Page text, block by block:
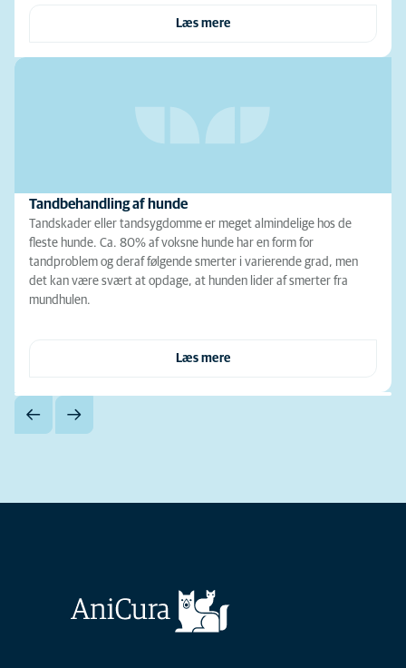
Læs mere
Tandbehandling af hunde
Tandskader eller tandsygdomme er meget almindelige hos de
fleste hunde. Ca. 80% af voksne hunde har en form for
tandproblem og deraf følgende smerter i varierende grad, men
det kan være svært at opdage, at hunden lider af smerter fra
mundhulen.
Læs mere